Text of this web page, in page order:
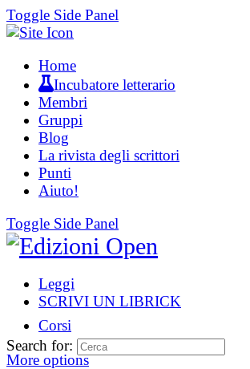
Toggle Side Panel
Home
Incubatore letterario
Membri
Gruppi
Blog
La rivista degli scrittori
Punti
Aiuto!
Toggle Side Panel
Leggi
SCRIVI UN LIBRICK
Corsi
More options
Search for: